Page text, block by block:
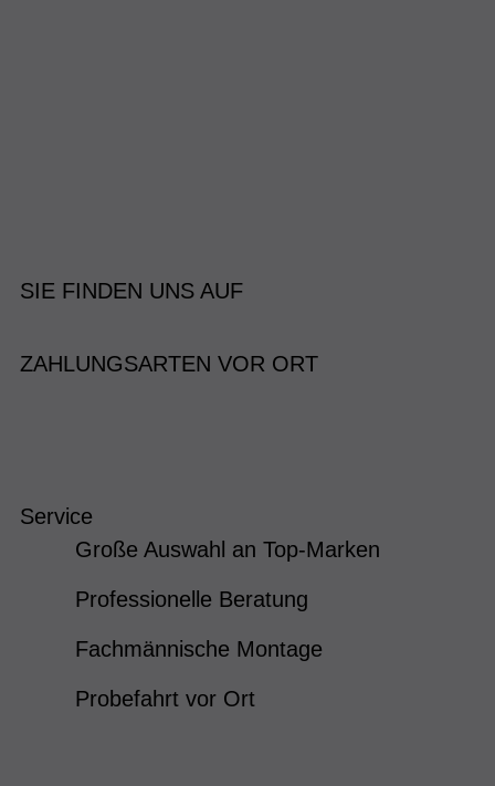
SIE FINDEN UNS AUF
ZAHLUNGSARTEN VOR ORT
Service
Große Auswahl an Top-Marken
Professionelle Beratung
Fachmännische Montage
Probefahrt vor Ort